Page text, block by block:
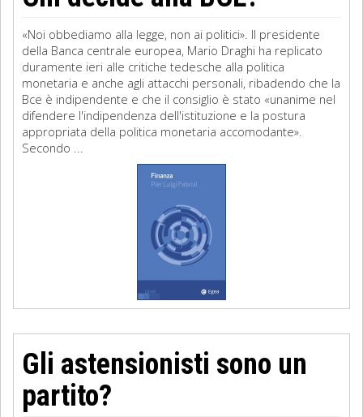
«Noi obbediamo alla legge, non ai politici». Il presidente
della Banca centrale europea, Mario Draghi ha replicato
duramente ieri alle critiche tedesche alla politica
monetaria e anche agli attacchi personali, ribadendo che la
Bce è indipendente e che il consiglio è stato «unanime nel
difendere l'indipendenza dell'istituzione e la postura
appropriata della politica monetaria accomodante».
Secondo ...
Gli astensionisti sono un
partito?